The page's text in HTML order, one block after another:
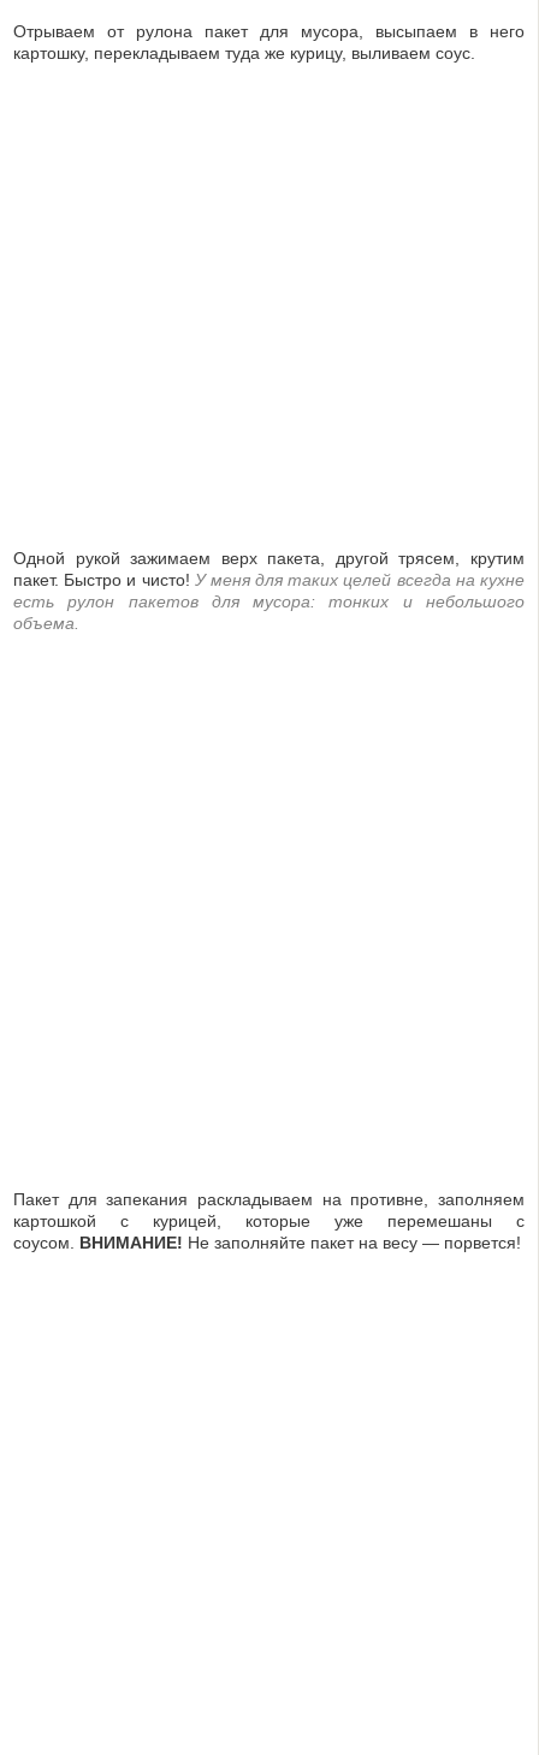
Отрываем от рулона пакет для мусора, высыпаем в него
картошку, перекладываем туда же курицу, выливаем соус.
Одной рукой зажимаем верх пакета, другой трясем, крутим
пакет. Быстро и чисто! У меня для таких целей всегда на кухне
есть рулон пакетов для мусора: тонких и небольшого
объема.
Пакет для запекания раскладываем на противне, заполняем
картошкой с курицей, которые уже перемешаны с
соусом. ВНИМАНИЕ! Не заполняйте пакет на весу — порвется!